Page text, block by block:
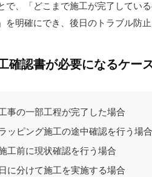
で、「どこまで施工が完了してい
を明確にでき、後日のトラブル防
確認書が必要になるケー
事の一部工程が完了した場合
ッピング施工の途中確認を行う場
工前に現状確認を行う場合
に分けて施工を実施する場合